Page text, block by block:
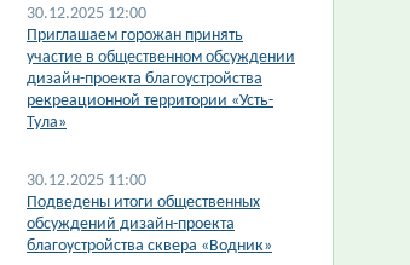
30.12.2025 12:00
​Приглашаем горожан принять
участие в общественном обсуждении
дизайн-проекта благоустройства
рекреационной территории «Усть-
Тула»
30.12.2025 11:00
Подведены итоги общественных
обсуждений дизайн-проекта
благоустройства сквера «Водник»